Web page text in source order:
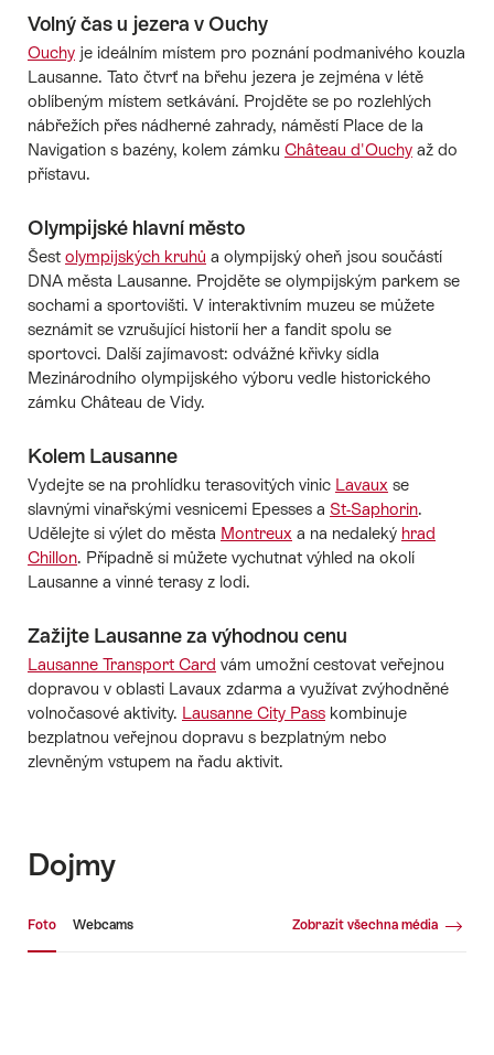
Volný čas u jezera v Ouchy
Ouchy je ideálním místem pro poznání podmanivého kouzla
Lausanne. Tato čtvrť na břehu jezera je zejména v létě
oblíbeným místem setkávání. Projděte se po rozlehlých
nábřežích přes nádherné zahrady, náměstí Place de la
Navigation s bazény, kolem zámku Château d'Ouchy až do
přístavu.
Olympijské hlavní město
Šest olympijských kruhů a olympijský oheň jsou součástí
DNA města Lausanne. Projděte se olympijským parkem se
sochami a sportovišti. V interaktivním muzeu se můžete
seznámit se vzrušující historií her a fandit spolu se
sportovci. Další zajímavost: odvážné křivky sídla
Mezinárodního olympijského výboru vedle historického
zámku Château de Vidy.
Kolem Lausanne
Vydejte se na prohlídku terasovitých vinic Lavaux se
slavnými vinařskými vesnicemi Epesses a St-Saphorin.
Udělejte si výlet do města Montreux a na nedaleký hrad
Chillon. Případně si můžete vychutnat výhled na okolí
Lausanne a vinné terasy z lodi.
Zažijte Lausanne za výhodnou cenu
Lausanne Transport Card vám umožní cestovat veřejnou
dopravou v oblasti Lavaux zdarma a využívat zvýhodněné
volnočasové aktivity. Lausanne City Pass kombinuje
bezplatnou veřejnou dopravu s bezplatným nebo
zlevněným vstupem na řadu aktivit.
Dojmy
Foto Webcams Zobrazit všechna média